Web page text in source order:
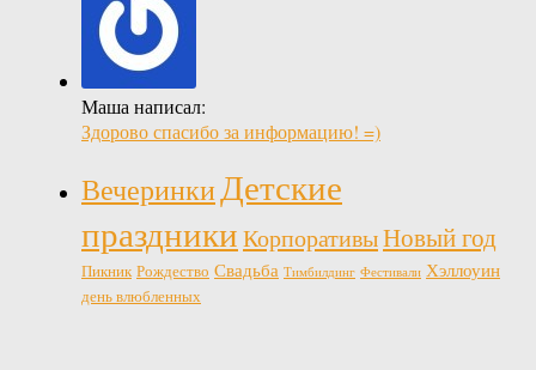
Маша написал:
Здорово спасибо за информацию! =)
ВечеринкиДетские
праздникиКорпоративыНовый год
Пикник Рождество Свадьба Тимбилдинг Фестивали Хэллоуин
день влюбленных